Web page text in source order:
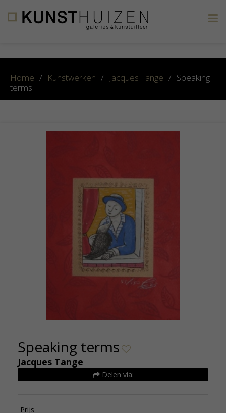
Home / Kunstwerken / Jacques Tange / Speaking
terms
Speaking terms
Jacques Tange
Delen via:
Prijs